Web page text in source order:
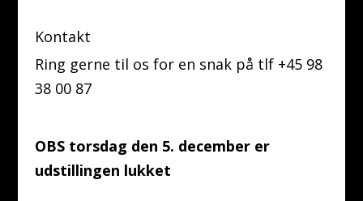
Kontakt
Ring gerne til os for en snak på tlf +45 98
38 00 87
OBS torsdag den 5. december er
udstillingen lukket